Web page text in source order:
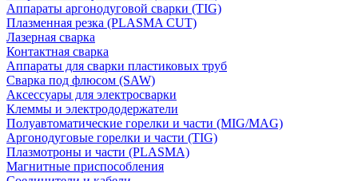
Аппараты аргонодуговой сварки (TIG)
Плазменная резка (PLASMA CUT)
Лазерная сварка
Контактная сварка
Аппараты для сварки пластиковых труб
Сварка под флюсом (SAW)
Аксессуары для электросварки
Клеммы и электрододержатели
Полуавтоматические горелки и части (MIG/MAG)
Аргонодуговые горелки и части (TIG)
Плазмотроны и части (PLASMA)
Магнитные приспособления